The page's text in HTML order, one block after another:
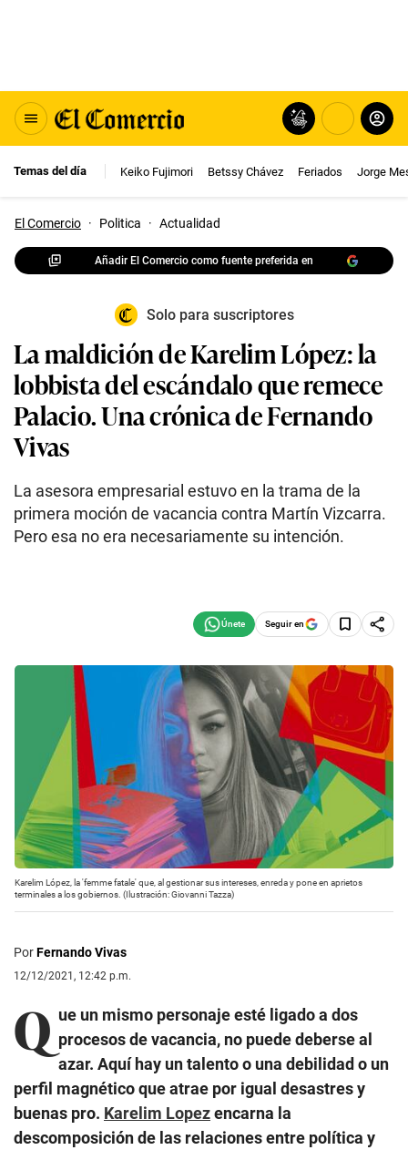
Temas del día Keiko Fujimori Betssy Chávez Feriados Jorge
El Comercio · Politica · Actualidad
Añadir El Comercio como fuente preferida en
Solo para suscriptores
La maldición de Karelim López: la
lobbista del escándalo que remece
Palacio. Una crónica de Fernando
Vivas
La asesora empresarial estuvo en la trama de la
primera moción de vacancia contra Martín Vizcarra.
Pero esa no era necesariamente su intención.
Seguir en
Karelim López, la 'femme fatale' que, al gestionar sus intereses, enreda y pone en aprietos
terminales a los gobiernos. (Ilustración: Giovanni Tazza)
PorFernando Vivas
12/12/2021, 12:42 p.m.
Q ue un mismo personaje esté ligado a dos
procesos de vacancia, no puede deberse al
azar. Aquí hay un talento o una debilidad o un
perfil magnético que atrae por igual desastres y
buenas pro. Karelim Lopezencarna la
descomposición de las relaciones entre política y